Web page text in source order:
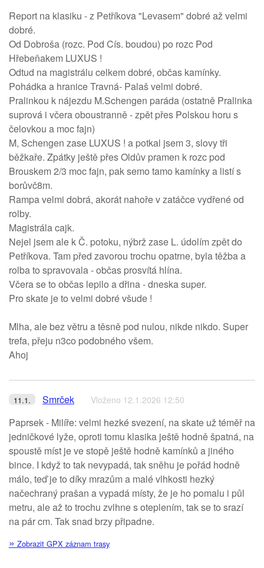
Report na klasiku - z Petříkova "Levasem" dobré až velmi
dobré.
Od Dobroša (rozc. Pod Cís. boudou) po rozc Pod
Hřebeňakem LUXUS !
Odtud na magistrálu celkem dobré, občas kamínky.
Pohádka a hranice Travná- Palaš velmi dobré.
Pralinkou k nájezdu M.Schengen paráda (ostatně Pralinka
suprová i včera oboustranně - zpět přes Polskou horu s
čelovkou a moc fajn)
M, Schengen zase LUXUS ! a potkal jsem 3, slovy tři
běžkaře. Zpátky ještě přes Oldův pramen k rozc pod
Brouskem 2/3 moc fajn, pak semo tamo kamínky a listí s
borůvč8m.
Rampa velmi dobrá, akorát nahoře v zatáčce vydřené od
rolby.
Magistrála cajk.
Nejel jsem ale k Č. potoku, nýbrž zase L. údolím zpět do
Petříkova. Tam před zavorou trochu opatrne, byla těžba a
rolba to spravovala - občas prosvítá hlína.
Včera se to občas lepilo a dřina - dneska super.
Pro skate je to velmi dobré všude !
Mlha, ale bez větru a těsně pod nulou, nikde nikdo. Super
trefa, přeju n3co podobného všem.
Ahoj
11.1. Smrček Vloženo 12.1.2026 12:50
Paprsek - Milíře: velmi hezké svezení, na skate už téměř na
jedničkové lyže, oproti tomu klasika ještě hodně špatná, na
spoustě míst je ve stopě ještě hodně kamínků a jiného
bince. I když to tak nevypadá, tak sněhu je pořád hodně
málo, teď je to díky mrazům a malé vlhkosti hezký
načechraný prašan a vypadá místy, že je ho pomalu i půl
metru, ale až to trochu zvlhne s oteplením, tak se to srazí
na pár cm. Tak snad brzy připadne.
» Zobrazit GPX záznam trasy